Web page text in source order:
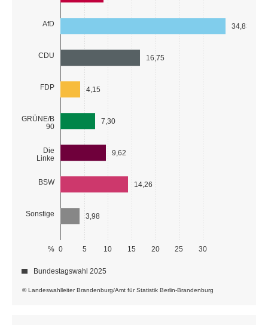
AfD
CDU
FDP
GRÜNE/B
90
Die
Linke
BSW
Sonstige
0 5 10 15 20 25 30
%
34,83
16,75
4,15
7,30
9,62
14,26
3,98
© Landeswahlleiter Brandenburg/Amt für Statistik Berlin-Brandenburg
Bundestagswahl 2025